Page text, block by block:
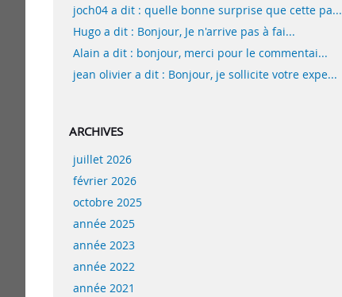
joch04 a dit : quelle bonne surprise que cette pa...
Hugo a dit : Bonjour, Je n'arrive pas à fai...
Alain a dit : bonjour, merci pour le commentai...
jean olivier a dit : Bonjour, je sollicite votre expe...
ARCHIVES
juillet 2026
février 2026
octobre 2025
année 2025
année 2023
année 2022
année 2021